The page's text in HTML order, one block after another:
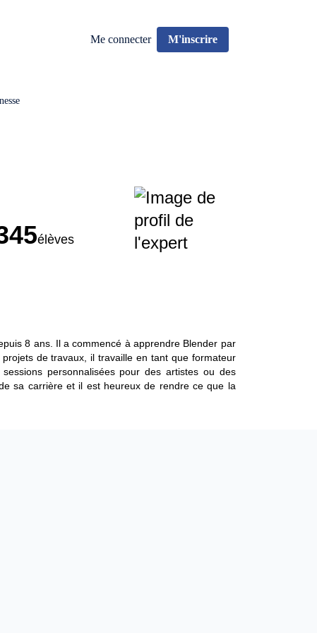
Me connecter M'inscrire
élèves
8 ans. Il a commencé à apprendre Blender par
de travaux, il travaille en tant que formateur
personnalisées pour des artistes ou des
sa carrière et il est heureux de rendre ce que la